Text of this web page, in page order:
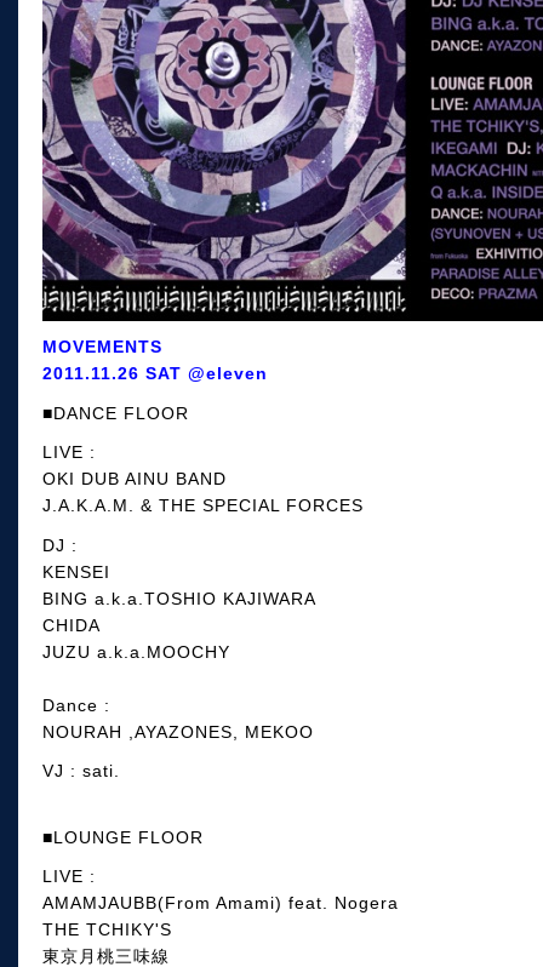
MOVEMENTS
2011.11.26 SAT @eleven
■DANCE FLOOR
LIVE :
OKI DUB AINU BAND
J.A.K.A.M. & THE SPECIAL FORCES
DJ :
KENSEI
BING a.k.a.TOSHIO KAJIWARA
CHIDA
JUZU a.k.a.MOOCHY
Dance :
NOURAH ,AYAZONES, MEKOO
VJ : sati.
■LOUNGE FLOOR
LIVE :
AMAMJAUBB(From Amami) feat. Nogera
THE TCHIKY'S
東京月桃三味線